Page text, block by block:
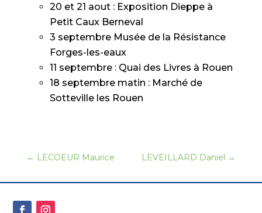
20 et 21 aout : Exposition Dieppe à
Petit Caux Berneval
3 septembre Musée de la Résistance
Forges-les-eaux
11 septembre : Quai des Livres à Rouen
18 septembre matin : Marché de
Sotteville les Rouen
← LECOEUR Maurice LEVEILLARD Daniel →